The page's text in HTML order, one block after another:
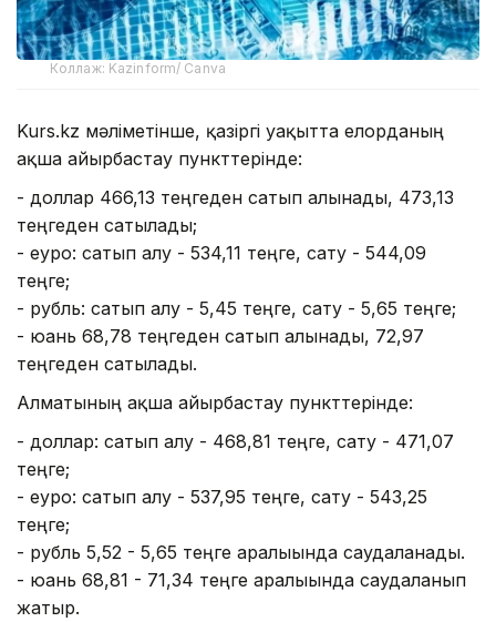
Коллаж: Kazinform/ Canva
Kurs.kz мәліметінше, қазіргі уақытта елорданың
ақша айырбастау пункттерінде:
- доллар 466,13 теңгеден сатып алынады, 473,13
теңгеден сатылады;
- еуро: сатып алу - 534,11 теңге, сату - 544,09
теңге;
- рубль: сатып алу - 5,45 теңге, сату - 5,65 теңге;
- юань 68,78 теңгеден сатып алынады, 72,97
теңгеден сатылады.
Алматының ақша айырбастау пункттерінде:
- доллар: сатып алу - 468,81 теңге, сату - 471,07
теңге;
- еуро: сатып алу - 537,95 теңге, сату - 543,25
теңге;
- рубль 5,52 - 5,65 теңге аралығында саудаланады.
- юань 68,81 - 71,34 теңге аралығында саудаланып
жатыр.